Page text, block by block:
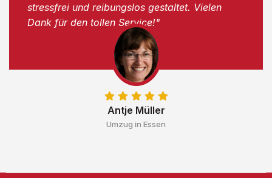
Antje Müller
Umzug in Essen
stressfrei und reibungslos gestaltet. Vielen
Dank für den tollen Service!"